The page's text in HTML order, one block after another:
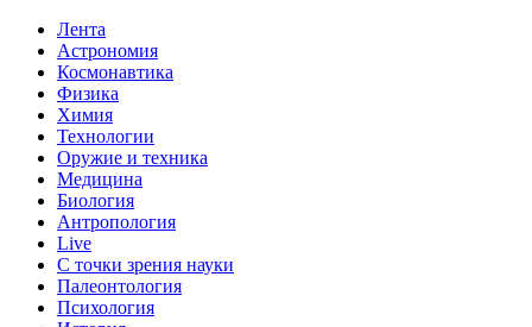
Лента
Астрономия
Космонавтика
Физика
Химия
Технологии
Оружие и техника
Медицина
Биология
Антропология
Live
С точки зрения науки
Палеонтология
Психология